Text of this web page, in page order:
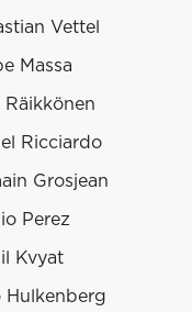
Vettel
Massa
Räikkönen
Ricciardo
Grosjean
Perez
Kvyat
Hulkenberg